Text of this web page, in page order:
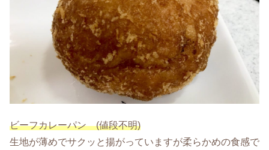
ビーフカレーパン (値段不明)
生地が薄めでサクッと揚がっていますが柔らかめの食感で